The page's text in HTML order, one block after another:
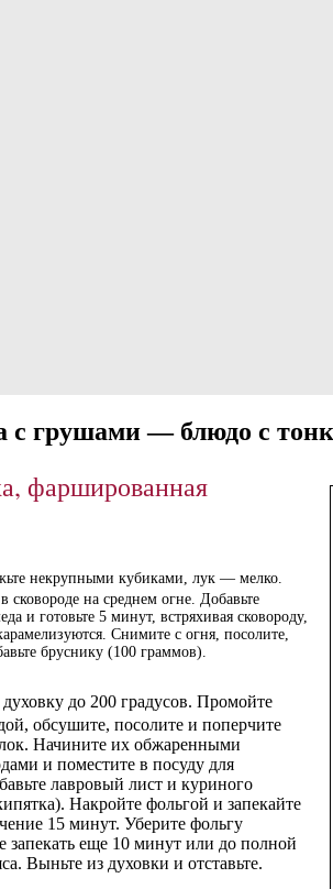
с грушами — блюдо с
фаршированная
некрупными кубиками, лук — мелко.
сковороде на среднем огне. Добавьте
и готовьте 5 минут, встряхивая сковороду,
Снимите с огня, посолите,
бруснику (100 граммов).
духовку до 200 градусов. Промойте
обсушите, посолите и поперчите
Начините их обжаренными
и поместите в посуду для
лавровый лист и куриного
Накройте фольгой и запекайте
15 минут. Уберите фольгу
запекать еще 10 минут или до полной
Выньте из духовки и отставьте.